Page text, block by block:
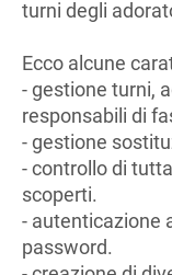
turni degli
Ecco alcune
- gestione turni,
responsabili di
- gestione
- controllo di
scoperti.
- autenticazione
password.